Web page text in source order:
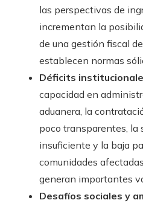
las perspectivas de
incrementan la
de una gestión fiscal
establecen normas
Déficits
capacidad en
aduanera, la
poco transparentes,
insuficiente y la baja
comunidades
generan importantes
Desafíos sociales y